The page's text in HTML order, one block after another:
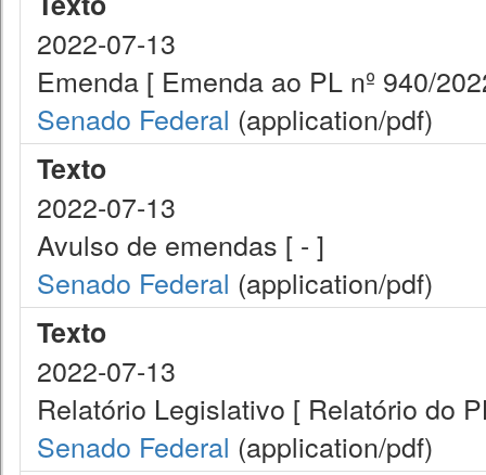
2022-07-13
Emenda [ Emenda ao PL nº 940/
Senado Federal (application/pdf)
Texto
2022-07-13
Avulso de emendas [ - ]
Senado Federal (application/pdf)
Texto
2022-07-13
Relatório Legislativo [ Relatório do
Senado Federal (application/pdf)